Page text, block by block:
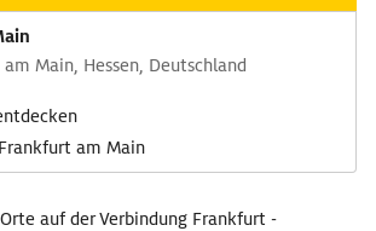
Main, Hessen, Deutschland
am Main
auf der Verbindung Frankfurt -